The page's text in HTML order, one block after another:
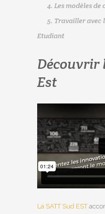
4. Les modèles
5. Travailler avec
Etudiant
Découvrir
Est
La SATT Sud EST